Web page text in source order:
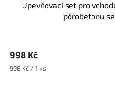
Upevňovací set pro vchodové stříšky a pergoly do
pórobetonu
998 Kč
Měrná
998 Kč / 1 ks